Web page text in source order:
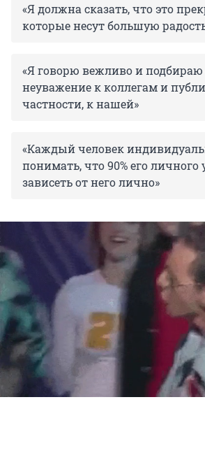
«Я должна сказать, что это
которые несут большую
«Я говорю вежливо и подбираю
неуважение к коллегам и
частности, к нашей»
«Каждый человек
понимать, что 90% его личного
зависеть от него лично»